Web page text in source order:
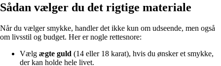
Sådan vælger du det rigtige materiale
Når du vælger smykke, handler det ikke kun om udseende, men også
om livsstil og budget. Her er nogle rettesnore:
Vælg ægte guld (14 eller 18 karat), hvis du ønsker et smykke,
der kan holde hele livet.